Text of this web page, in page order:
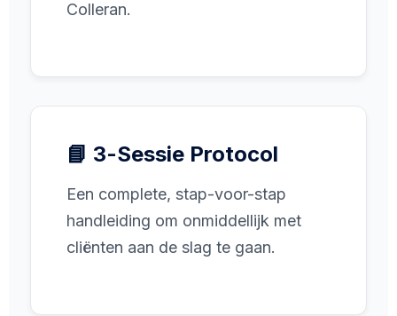
Colleran.
📘 3-Sessie Protocol
Een complete, stap-voor-stap
handleiding om onmiddellijk met
cliënten aan de slag te gaan.